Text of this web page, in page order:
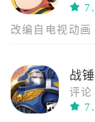
改编自电视动
评论